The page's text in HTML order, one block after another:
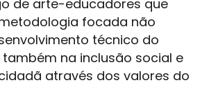
de arte-educadores que
focada não
técnico do
também na inclusão social e
através dos valores do